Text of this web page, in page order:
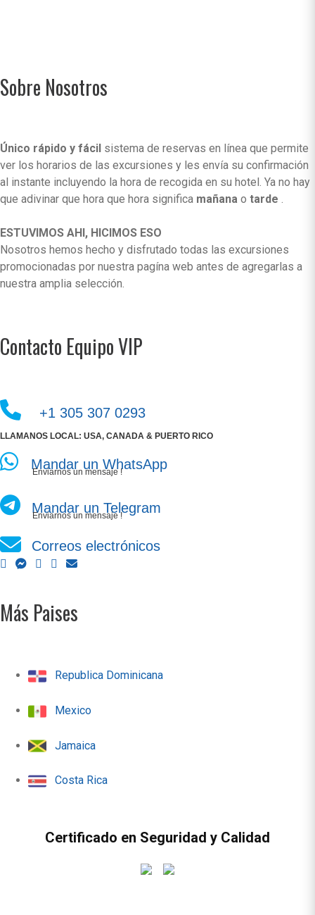
Sobre Nosotros
Único rápido y fácil sistema de reservas en línea que permite
ver los horarios de las excursiones y les envía su confirmación
al instante incluyendo la hora de recogida en su hotel. Ya no hay
que adivinar que hora que hora significa mañana o tarde .
ESTUVIMOS AHI, HICIMOS ESO
Nosotros hemos hecho y disfrutado todas las excursiones
promocionadas por nuestra pagína web antes de agregarlas a
nuestra amplia selección.
Contacto Equipo VIP
+1 305 307 0293
LLAMANOS LOCAL: USA, CANADA & PUERTO RICO
Mandar un WhatsApp
Enviarnos un mensaje !
Mandar un Telegram
Enviarnos un mensaje !
Correos electrónicos
Más Paises
Republica Dominicana
Mexico
Jamaica
Costa Rica
Certificado en Seguridad y Calidad